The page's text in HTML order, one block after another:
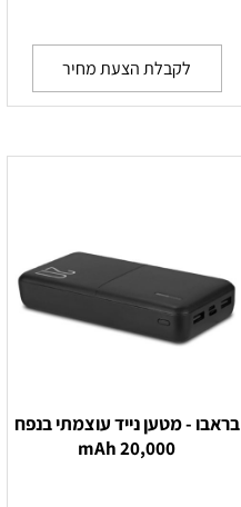
לקבלת הצעת מחיר
בראבו - מטען נייד עוצמתי בנפח
20,000 mAh